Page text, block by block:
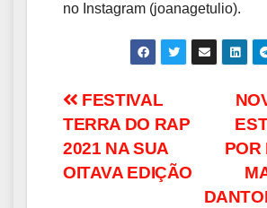
no Instagram (joanagetulio).
Navegação
de
Post
POR
FESTIVAL
TERRA DO RAP
2021 NA SUA
OITAVA EDIÇÃO